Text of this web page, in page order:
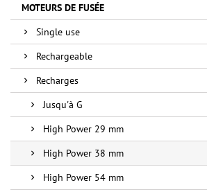
MOTEURS DE FUSÉE
Single use
Rechargeable
Recharges
Jusqu'à G
High Power 29 mm
High Power 38 mm
High Power 54 mm